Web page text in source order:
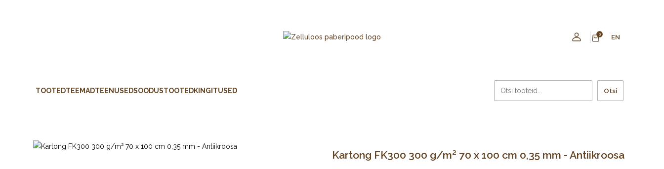
0 EN
TOOTEDTEEMADTEENUSEDSOODUSTOOTEDKINGITUSED Otsi
Kartong FK300 300 g/m² 70 x 100 cm 0,35 mm - Antiikroosa